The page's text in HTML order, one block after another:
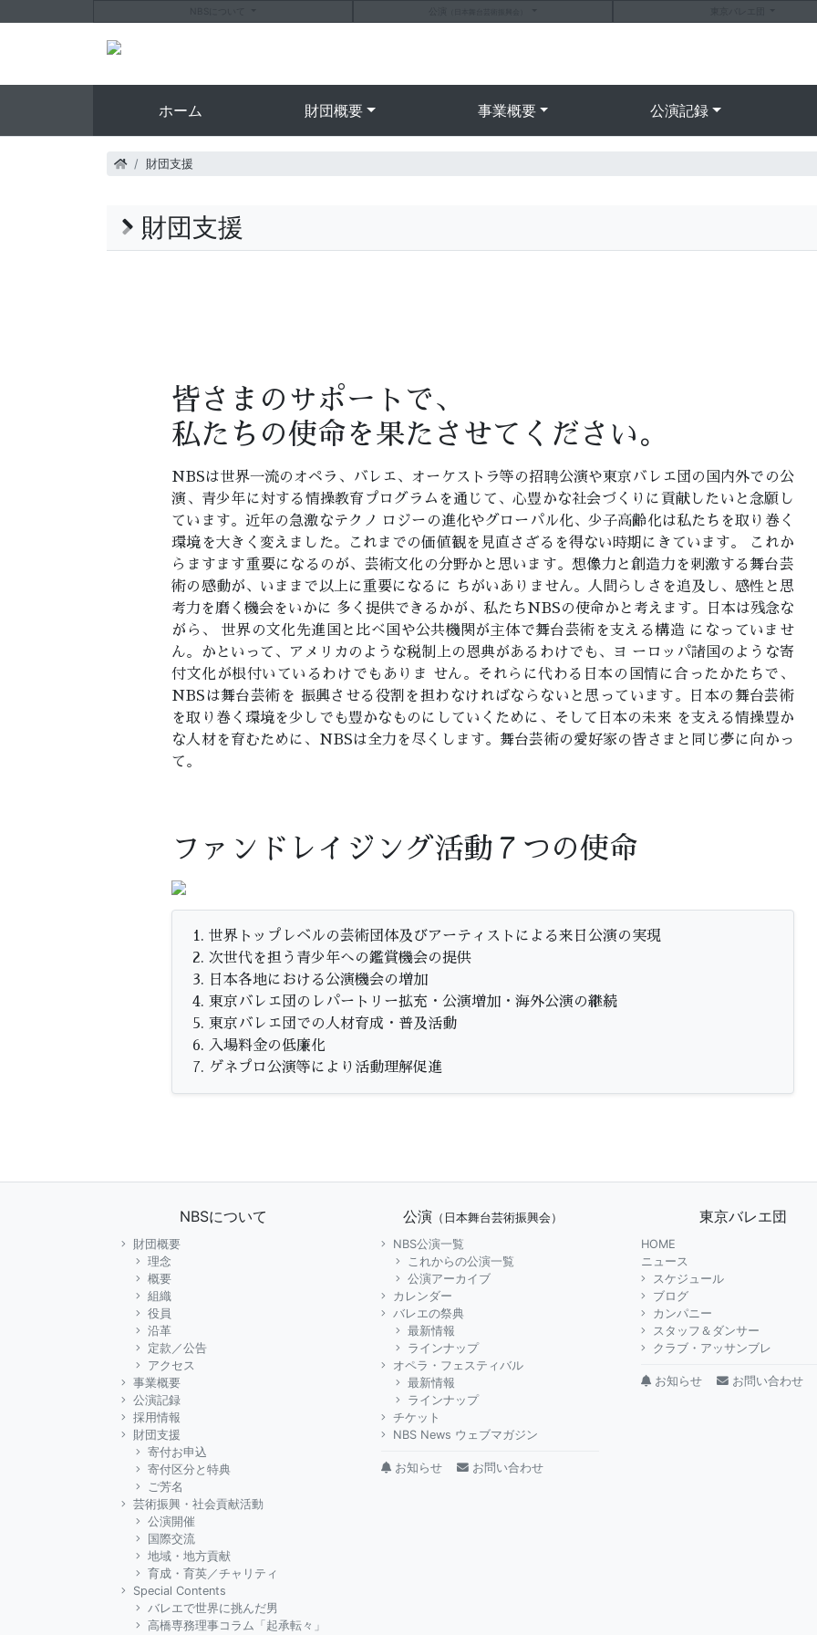
ホーム 財団概要 事業概要 公演記録
財団支援
財団支援
皆さまのサポートで、
私たちの使命を果たさせてください。
NBSは世界一流のオペラ、バレエ、オーケストラ等の招聘公演や東京バレエ団の国内外での公
演、青少年に対する情操教育プログラムを通じて、心豊かな社会づくりに貢献したいと念願し
ています。近年の急激なテクノ ロジーの進化やグローパル化、少子高齢化は私たちを取り巻く
環境を大きく変えました。これまでの価値観を見直さざるを得ない時期にきています。 これか
らますます重要になるのが、芸術文化の分野かと思います。想像力と創造力を刺激する舞台芸
術の感動が、いままで以上に重要になるに ちがいありません。人間らしさを追及し、感性と思
考力を磨く機会をいかに 多く提供できるかが、私たちNBSの使命かと考えます。日本は残念な
がら、 世界の文化先進国と比べ国や公共機関が主体で舞台芸術を支える構造 になっていませ
ん。かといって、アメリカのような税制上の恩典があるわけでも、ヨ ーロッパ諸国のような寄
付文化が根付いているわけでもありま せん。それらに代わる日本の国情に合ったかたちで、
NBSは舞台芸術を 振興させる役割を担わなければならないと思っています。日本の舞台芸術
を取り巻く環境を少しでも豊かなものにしていくために、そして日本の未来 を支える情操豊か
な人材を育むために、NBSは全力を尽くします。舞台芸術の愛好家の皆さまと同じ夢に向かっ
て。
ファンドレイジング活動７つの使命
世界トップレベルの芸術団体及びアーティストによる来日公演の実現
次世代を担う青少年への鑑賞機会の提供
日本各地における公演機会の増加
東京バレエ団のレパートリー拡充・公演増加・海外公演の継続
東京バレエ団での人材育成・普及活動
入場料金の低廉化
ゲネプロ公演等により活動理解促進
NBSについて
財団概要
理念
概要
組織
役員
沿革
定款／公告
アクセス
事業概要
公演記録
採用情報
財団支援
寄付お申込
寄付区分と特典
ご芳名
芸術振興・社会貢献活動
公演開催
国際交流
地域・地方貢献
育成・育英／チャリティ
Special Contents
バレエで世界に挑んだ男
高橋専務理事コラム「起承転々」
公演 （日本舞台芸術振興会）
NBS公演一覧
これからの公演一覧
公演アーカイブ
カレンダー
バレエの祭典
最新情報
ラインナップ
オペラ・フェスティバル
最新情報
ラインナップ
チケット
NBS News ウェブマガジン
お知らせ お問い合わせ
東京バレエ団
HOME
ニュース
スケジュール
ブログ
カンパニー
スタッフ＆ダンサー
クラブ・アッサンブレ
お知らせ お問い合わせ